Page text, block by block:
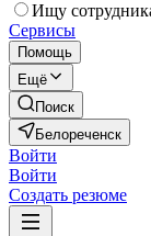
Ищу
Сервисы
Помощь
Ещё
Поиск
Белореченск
Войти
Войти
Создать резюме